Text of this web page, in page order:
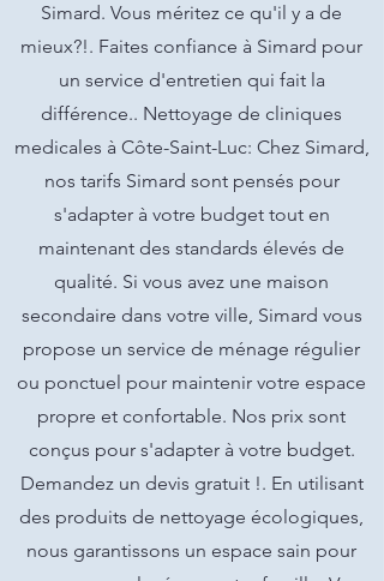
Simard. Vous méritez ce qu'il y a de
mieux?!. Faites confiance à Simard pour
un service d'entretien qui fait la
différence.. Nettoyage de cliniques
medicales à Côte-Saint-Luc: Chez Simard,
nos tarifs Simard sont pensés pour
s'adapter à votre budget tout en
maintenant des standards élevés de
qualité. Si vous avez une maison
secondaire dans votre ville, Simard vous
propose un service de ménage régulier
ou ponctuel pour maintenir votre espace
propre et confortable. Nos prix sont
conçus pour s'adapter à votre budget.
Demandez un devis gratuit !. En utilisant
des produits de nettoyage écologiques,
nous garantissons un espace sain pour